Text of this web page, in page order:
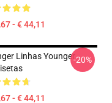
- € 44,11
Linhas Younger
- € 44,11
-20%